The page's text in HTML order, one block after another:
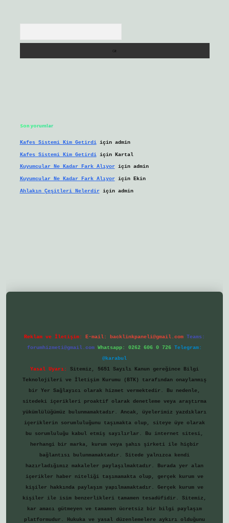
Son yorumlar
Kafes Sistemi Kim Getirdiiçin admin
Kafes Sistemi Kim Getirdiiçin Kartal
Kuyumcular Ne Kadar Fark Alıyoriçin admin
Kuyumcular Ne Kadar Fark Alıyoriçin Ekin
Ahlakın Çeşitleri Nelerdiriçin admin
Reklam ve İletişim: E-mail: backlinkpaneli@gmail.com Teams:
forumhizmeti@gmail.com Whatsapp: 0262 606 0 726 Telegram:
@karabul
Yasal Uyarı:
Sitemiz, 5651 Sayılı Kanun gereğince Bilgi
Teknolojileri ve İletişim Kurumu (BTK) tarafından onaylanmış
bir Yer Sağlayıcı olarak hizmet vermektedir. Bu nedenle,
sitedeki içerikleri proaktif olarak denetleme veya araştırma
yükümlülüğümüz bulunmamaktadır. Ancak, üyelerimiz yazdıkları
içeriklerin sorumluluğunu taşımakta olup, siteye üye olarak
bu sorumluluğu kabul etmiş sayılırlar. Bu internet sitesi,
herhangi bir marka, kurum veya şahıs şirketi ile hiçbir
bağlantısı bulunmamaktadır. Sitede yalnızca kendi
hazırladığımız makaleler paylaşılmaktadır. Burada yer alan
içerikler haber niteliği taşımamakta olup, gerçek kurum ve
kişiler hakkında paylaşım yapılmamaktadır. Gerçek kurum ve
kişiler ile isim benzerlikleri tamamen tesadüfidir. Sitemiz,
kar amacı gütmeyen ve tamamen ücretsiz bir bilgi paylaşım
platformudur. Hukuka ve yasal düzenlemelere aykırı olduğunu